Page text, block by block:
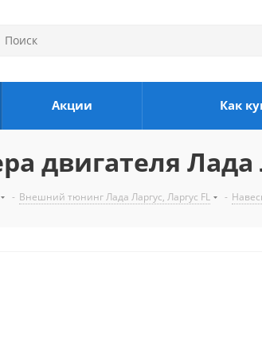
Акции Как
двигателя Лада
- Внешний тюнинг Лада Ларгус, Ларгус FL -